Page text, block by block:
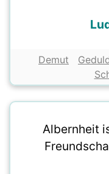
Demut
Albernheit